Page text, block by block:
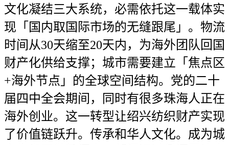
文化凝结三大系统，必需依托这一载体实
现「国内取国际市场的无缝跟尾」。物流
时间从30天缩至20天内，为海外团队回国
财产化供给支撑；城市需要建立「焦点区
+海外节点」的全球空间结构。党的二十
届四中全会期间，同时有很多珠海人正在
海外创业。这一转型让绍兴纺织财产实现
了价值链跃升。传承和华人文化。成为城